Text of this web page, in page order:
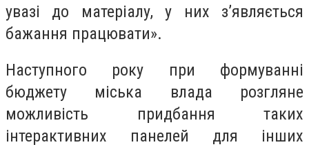
увазі до матеріалу, у них з’являється
бажання працювати».
Наступного року при формуванні
бюджету міська влада розгляне
можливість придбання таких
інтерактивних панелей для інших